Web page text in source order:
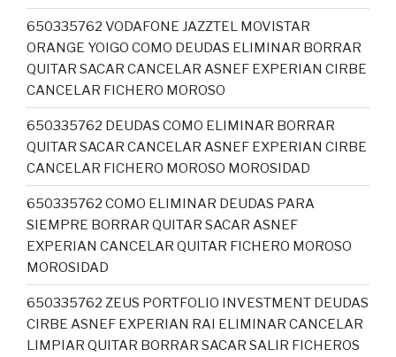
650335762 VODAFONE JAZZTEL MOVISTAR
ORANGE YOIGO COMO DEUDAS ELIMINAR BORRAR
QUITAR SACAR CANCELAR ASNEF EXPERIAN CIRBE
CANCELAR FICHERO MOROSO
650335762 DEUDAS COMO ELIMINAR BORRAR
QUITAR SACAR CANCELAR ASNEF EXPERIAN CIRBE
CANCELAR FICHERO MOROSO MOROSIDAD
650335762 COMO ELIMINAR DEUDAS PARA
SIEMPRE BORRAR QUITAR SACAR ASNEF
EXPERIAN CANCELAR QUITAR FICHERO MOROSO
MOROSIDAD
650335762 ZEUS PORTFOLIO INVESTMENT DEUDAS
CIRBE ASNEF EXPERIAN RAI ELIMINAR CANCELAR
LIMPIAR QUITAR BORRAR SACAR SALIR FICHEROS